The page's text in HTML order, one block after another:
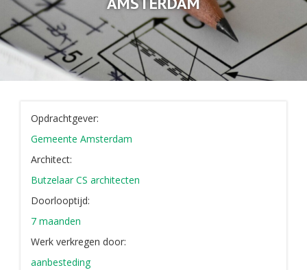
Opdrachtgever:
Gemeente Amsterdam
Architect:
Butzelaar CS architecten
Doorlooptijd:
7 maanden
Werk verkregen door:
aanbesteding